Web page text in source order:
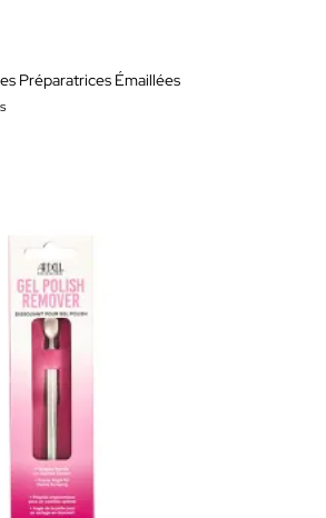
Préparatrices Émaillées